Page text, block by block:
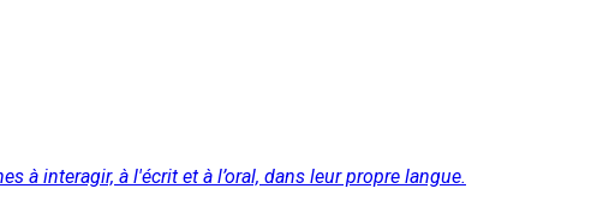
à interagir, à l'écrit et à l’oral, dans leur propre langue.